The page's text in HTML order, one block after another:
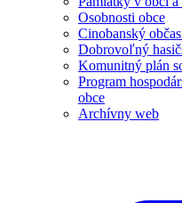
Osobnosti obce
Cinobanský
Dobrovoľný
Komunitný plán
Program
obce
Archívny web